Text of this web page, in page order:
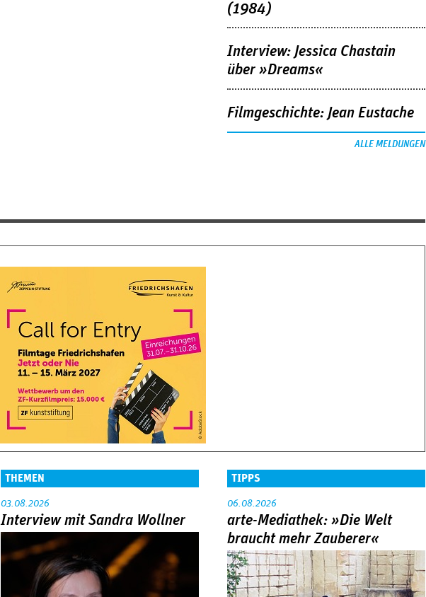
(1984)
Interview: Jessica Chastain
über »Dreams«
Filmgeschichte: Jean Eustache
ALLE MELDUNGEN
THEMEN
03.08.2026
Interview mit Sandra Wollner
TIPPS
06.08.2026
arte-Mediathek: »Die Welt
braucht mehr Zauberer«